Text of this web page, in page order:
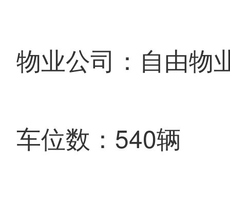
物业公司：自由物
车位数：540辆